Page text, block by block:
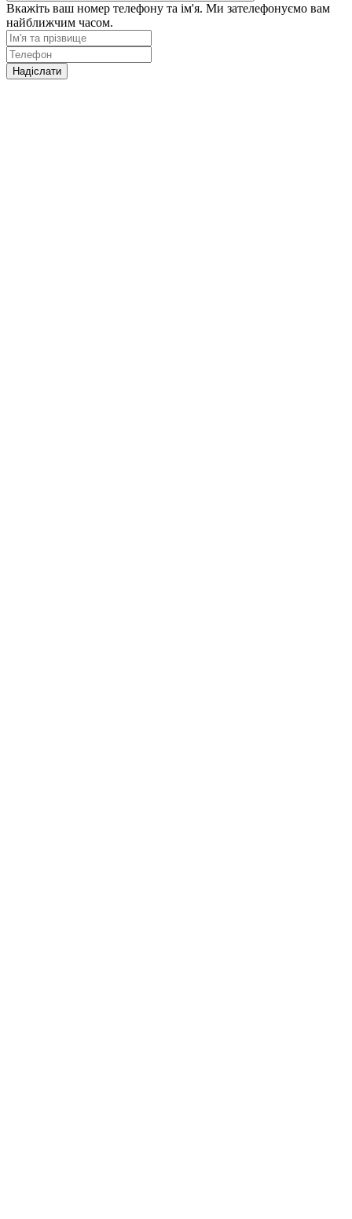
Вкажіть ваш номер телефону та ім'я. Ми зателефонуємо вам
найближчим часом.
Надіслати